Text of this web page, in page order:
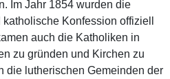
Im Jahr 1854 wurden die
Konfession offiziell
auch die Katholiken in
zu gründen und Kirchen zu
die lutherischen Gemeinden der